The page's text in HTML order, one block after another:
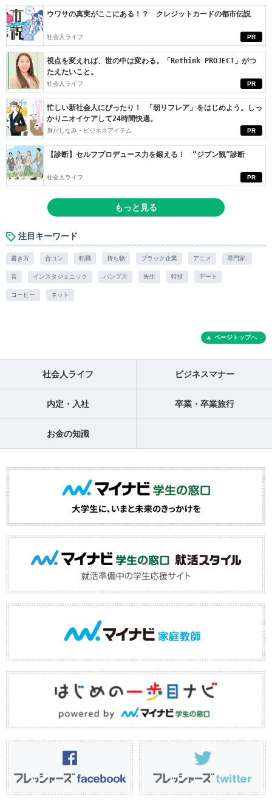
PR
ウワサの真実がここにある！？ クレジットカードの都市伝説
社会人ライフ
PR
視点を変えれば、世の中は変わる。「Rethink PROJECT」がつ
たえたいこと。
社会人ライフ
PR
忙しい新社会人にぴったり！ 「朝リフレア」をはじめよう。しっ
かりニオイケアして24時間快適。
身だしなみ・ビジネスアイテム
PR
【診断】セルフプロデュース力を鍛える！ “ジブン観”診断
社会人ライフ
もっと見る
注目キーワード
書き方 合コン 転職 持ち物 ブラック企業 アニメ 専門家.
音 インスタジェニック パンプス 先生 特技 デート
コーヒー ネット
ページトップへ
社会人ライフ ビジネスマナー
内定・入社 卒業・卒業旅行
お金の知識